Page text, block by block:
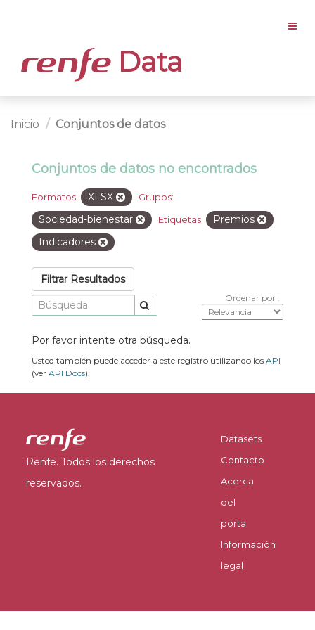
Data
Inicio Conjuntos de datos
Conjuntos de datos no encontrados
Formatos: XLSX Grupos:
Sociedad-bienestar Etiquetas:
Premios
Indicadores
Filtrar Resultados
Ordenar por
Por favor intente otra búsqueda.
Usted también puede acceder a este registro utilizando los API
(ver API Docs).
Renfe. Todos los derechos
reservados.
Datasets
Contacto
Acerca
del
portal
Información
legal